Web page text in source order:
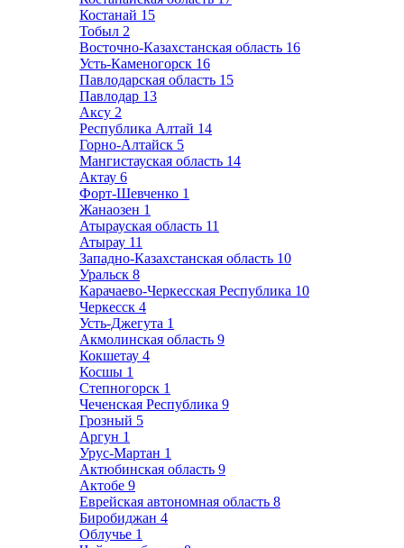
Костанай 15
Тобыл 2
Восточно-Казахстанская область 16
Усть-Каменогорск 16
Павлодарская область 15
Павлодар 13
Аксу 2
Республика Алтай 14
Горно-Алтайск 5
Мангистауская область 14
Актау 6
Форт-Шевченко 1
Жанаозен 1
Атырауская область 11
Атырау 11
Западно-Казахстанская область 10
Уральск 8
Карачаево-Черкесская Республика 10
Черкесск 4
Усть-Джегута 1
Акмолинская область 9
Кокшетау 4
Косшы 1
Степногорск 1
Чеченская Республика 9
Грозный 5
Аргун 1
Урус-Мартан 1
Актюбинская область 9
Актобе 9
Еврейская автономная область 8
Биробиджан 4
Облучье 1